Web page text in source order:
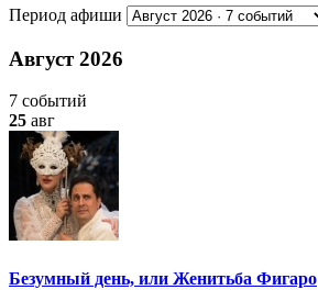
Период афиши
Август 2026
7 событий
25 авг
Безумный день, или Женитьба Фигаро